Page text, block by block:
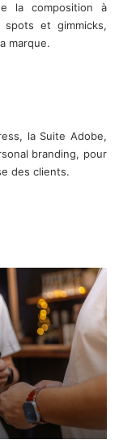
la composition à
spots et gimmicks,
marque.
la Suite Adobe,
branding, pour
des clients.